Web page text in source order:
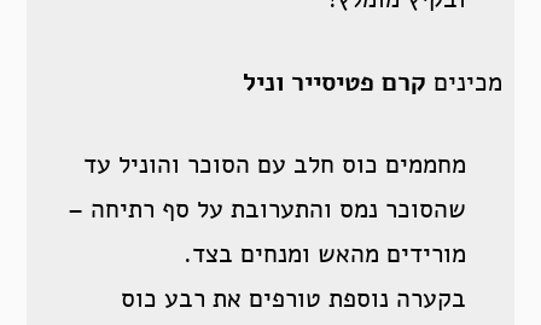
מכינים קרם פטיסייר וניל
מחממים כוס חלב עם הסוכר והוניל עד
שהסוכר נמס והתערובת על סף רתיחה –
מורידים מהאש ומנחים בצד.
בקערה נוספת טורפים את רבע כוס